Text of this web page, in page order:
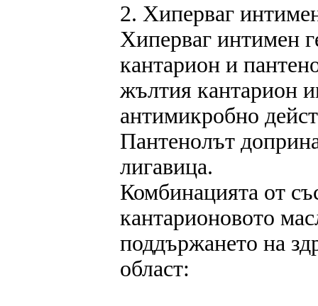
2. Хиперваг
Хиперваг интимен
кантарион и
жълтия кантарион
антимикробно
Пантенолът
лигавица.
Комбинацията от
кантарионовото
поддържането на
област: